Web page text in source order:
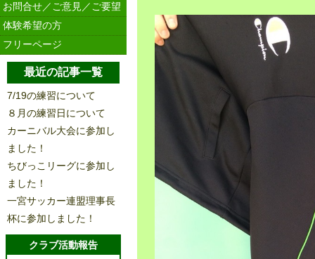
お問合せ／ご意見／ご要望
体験希望の方
フリーページ
最近の記事一覧
7/19の練習について
８月の練習日について
カーニバル大会に参加し
ました！
ちびっこリーグに参加し
ました！
一宮サッカー連盟理事長
杯に参加しました！
クラブ活動報告